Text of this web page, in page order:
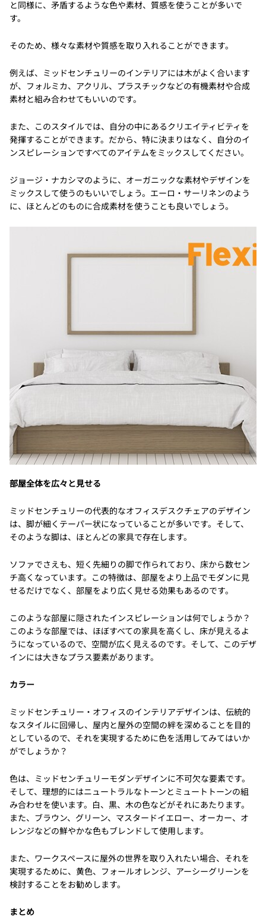
と同様に、矛盾するような色や素材、質感を使うことが多いで
す。
そのため、様々な素材や質感を取り入れることができます。
例えば、ミッドセンチュリーのインテリアには木がよく合います
が、フォルミカ、アクリル、プラスチックなどの有機素材や合成
素材と組み合わせてもいいのです。
また、このスタイルでは、自分の中にあるクリエイティビティを
発揮することができます。だから、特に決まりはなく、自分のイ
ンスピレーションですべてのアイテムをミックスしてください。
ジョージ・ナカシマのように、オーガニックな素材やデザインを
ミックスして使うのもいいでしょう。エーロ・サーリネンのよう
に、ほとんどのものに合成素材を使うことも良いでしょう。
部屋全体を広々と見せる
ミッドセンチュリーの代表的なオフィスデスクチェアのデザイン
は、脚が細くテーパー状になっていることが多いです。そして、
そのような脚は、ほとんどの家具で存在します。
ソファでさえも、短く先細りの脚で作られており、床から数セン
チ高くなっています。この特徴は、部屋をより上品でモダンに見
せるだけでなく、部屋をより広く見せる効果もあるのです。
このような部屋に隠されたインスピレーションは何でしょうか？
このような部屋では、ほぼすべての家具を高くし、床が見えるよ
うになっているので、空間が広く見えるのです。そして、このデザ
インには大きなプラス要素があります。
カラー
ミッドセンチュリー・オフィスのインテリアデザインは、伝統的
なスタイルに回帰し、屋内と屋外の空間の絆を深めることを目的
としているので、それを実現するために色を活用してみてはいか
がでしょうか？
色は、ミッドセンチュリーモダンデザインに不可欠な要素です。
そして、理想的にはニュートラルなトーンとミュートトーンの組
み合わせを使います。白、黒、木の色などがそれにあたります。
また、ブラウン、グリーン、マスタードイエロー、オーカー、オ
レンジなどの鮮やかな色もブレンドして使用します。
また、ワークスペースに屋外の世界を取り入れたい場合、それを
実現するために、黄色、フォールオレンジ、アーシーグリーンを
検討することをお勧めします。
まとめ